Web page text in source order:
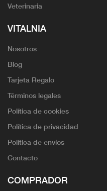
Veterinaria
VITALNIA
Nosotros
Blog
Tarjeta Regalo
Términos legales
Política de cookies
Política de privacidad
Política de envíos
Contacto
COMPRADOR